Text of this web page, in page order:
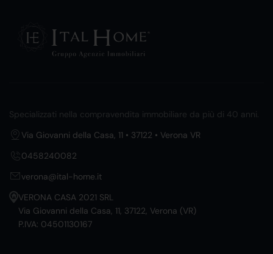
Specializzati nella compravendita immobiliare da più di 40 anni.
Via Giovanni della Casa, 11 • 37122 • Verona VR
0458240082
verona@ital-home.it
VERONA CASA 2021 SRL
Via Giovanni della Casa, 11, 37122, Verona (VR)
P.IVA: 04501130167